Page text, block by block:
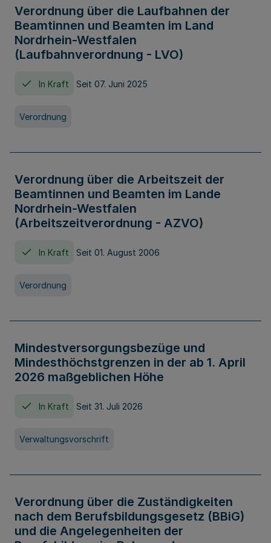
Verordnung über die Laufbahnen der
Beamtinnen und Beamten im Land
Nordrhein-Westfalen
(Laufbahnverordnung - LVO)
In Kraft Seit 07. Juni 2025
Verordnung
Verordnung über die Arbeitszeit der
Beamtinnen und Beamten im Lande
Nordrhein-Westfalen
(Arbeitszeitverordnung - AZVO)
In Kraft Seit 01. August 2006
Verordnung
Mindestversorgungsbezüge und
Mindesthöchstgrenzen in der ab 1. April
2026 maßgeblichen Höhe
In Kraft Seit 31. Juli 2026
Verwaltungsvorschrift
Verordnung über die Zuständigkeiten
nach dem Berufsbildungsgesetz (BBiG)
und die Angelegenheiten der